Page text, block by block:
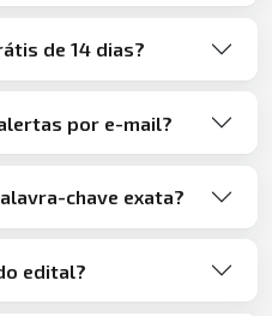
de 14 dias?
por e-mail?
chave exata?
edital?